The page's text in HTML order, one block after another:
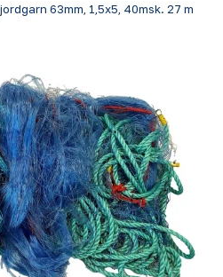
63mm, 1,5x5, 40msk. 27 m